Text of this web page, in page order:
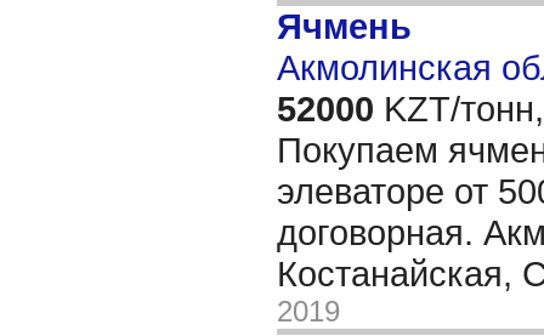
Ячмень
Акмолинская
52000 KZT/тонн,
Покупаем
элеваторе от
договорная.
Костанайская,
2019